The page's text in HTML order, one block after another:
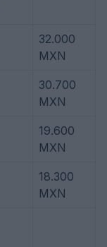
32.000
MXN
30.700
MXN
19.600
MXN
18.300
MXN